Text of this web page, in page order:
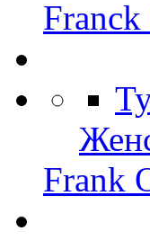
Frank